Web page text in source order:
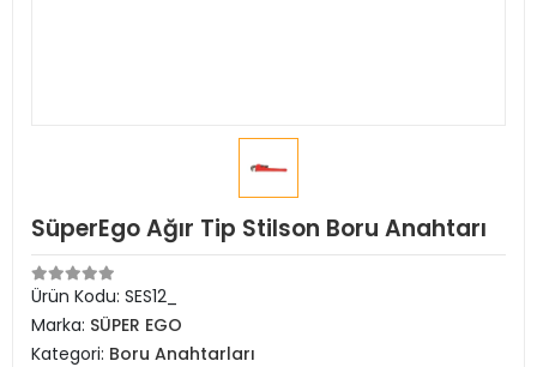
SüperEgo Ağır Tip Stilson Boru Anahtarı
Ürün Kodu: SES12_
Marka: SÜPER EGO
Kategori: Boru Anahtarları